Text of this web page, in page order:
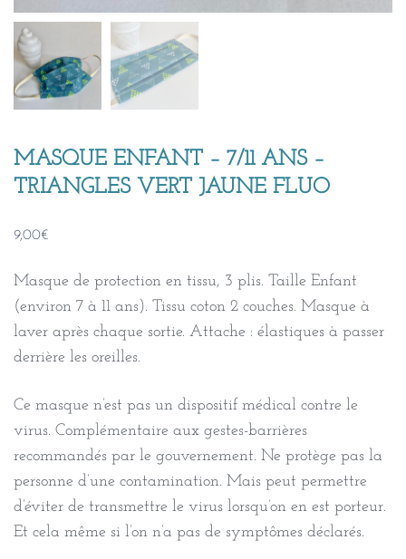
MASQUE ENFANT – 7/11 ANS –
TRIANGLES VERT JAUNE FLUO
9,00€
Masque de protection en tissu, 3 plis. Taille Enfant
(environ 7 à 11 ans). Tissu coton 2 couches. Masque à
laver après chaque sortie. Attache : élastiques à passer
derrière les oreilles.
Ce masque n’est pas un dispositif médical contre le
virus. Complémentaire aux gestes-barrières
recommandés par le gouvernement. Ne protège pas la
personne d’une contamination. Mais peut permettre
d’éviter de transmettre le virus lorsqu’on en est porteur.
Et cela même si l’on n’a pas de symptômes déclarés.